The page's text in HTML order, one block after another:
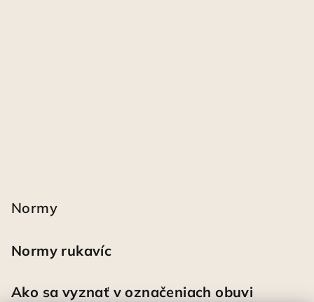
Normy
Normy rukavíc
Ako sa vyznať v označeniach obuvi